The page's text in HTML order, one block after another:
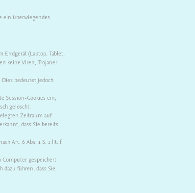
ein überwiegendes
(Laptop, Tablet,
keine Viren, Trojaner
bedeutet jedoch
Session-Cookies ein,
gelöscht.
Zeitraum auf
dass Sie bereits
Art. 6 Abs. 1 S. 1 lit. f
Computer gespeichert
führen, dass Sie